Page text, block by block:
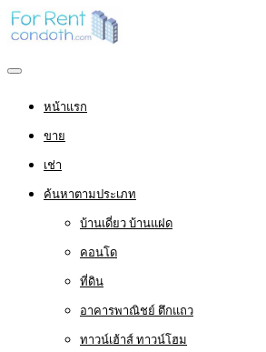
หน้าแรก
ขาย
เช่า
ค้นหาตามประเภท
บ้านเดี่ยว บ้านแฝด
คอนโด
ที่ดิน
อาคารพาณิชย์ ตึกแถว
ทาวน์เฮ้าส์ ทาวน์โฮม